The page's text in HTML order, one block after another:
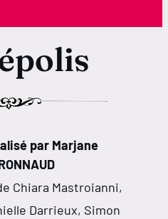
par Marjane
Chiara Mastroianni,
Darrieux, Simon